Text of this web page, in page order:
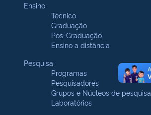
Ensino
Técnico
Graduação
Pós-Graduação
Ensino a distância
Pesquisa
Programas
Pesquisadores
Grupos e Núcleos de pesquisa
Laboratórios